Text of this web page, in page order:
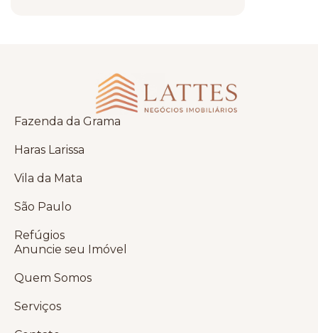
Fazenda da Grama
Haras Larissa
Vila da Mata
São Paulo
Refúgios
Anuncie seu Imóvel
Quem Somos
Serviços